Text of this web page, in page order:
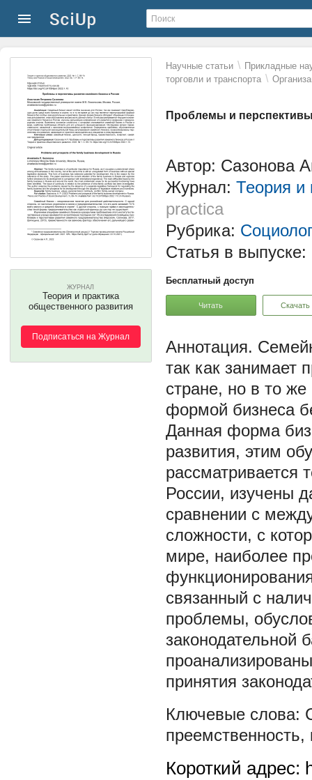
Научные статьи \ Прикладные
торговли и транспорта \
Проблемы и
ЖУРНАЛ
Теория и практика
общественного развития
Подписаться на Журнал
Автор: Сазонова
Журнал: Теория и
practica
Рубрика:
Статья в выпуске:
Бесплатный доступ
Читать Скачать
так как занимает
стране, но в то
формой бизнеса
Данная форма
развития, этим
рассматривается
России, изучены
сравнении с
сложности, с
мире, наиболее
связанный с
проблемы,
законодательной
принятия
преемственность,
Короткий адрес: